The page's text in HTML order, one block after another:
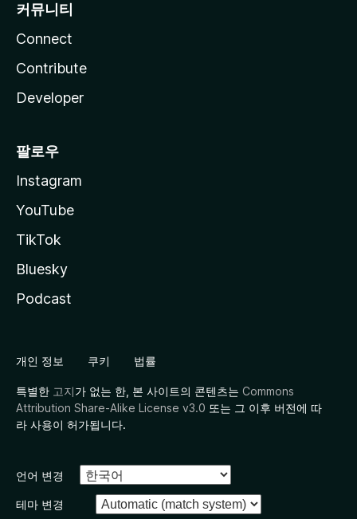
커뮤니티
Connect
Contribute
Developer
팔로우
Instagram
YouTube
TikTok
Bluesky
Podcast
개인 정보 쿠키 법률
특별한 고지가 없는 한, 본 사이트의 콘텐츠는 Commons
Attribution Share-Alike License v3.0 또는 그 이후 버전에 따
라 사용이 허가됩니다.
언어 변경
테마 변경